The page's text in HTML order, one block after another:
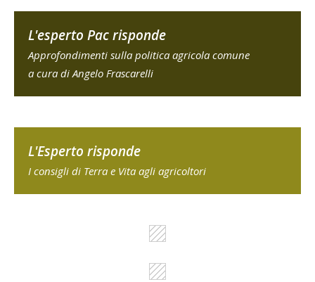
L'esperto Pac risponde
Approfondimenti sulla politica agricola comune
a cura di Angelo Frascarelli
L'Esperto risponde
I consigli di Terra e Vita agli agricoltori